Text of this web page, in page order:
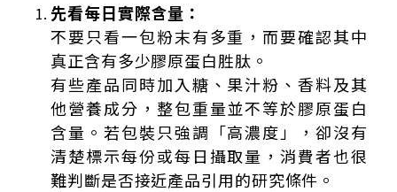
先看每日實際含量：
不要只看一包粉末有多重，而要確認其中
真正含有多少膠原蛋白胜肽。
有些產品同時加入糖、果汁粉、香料及其
他營養成分，整包重量並不等於膠原蛋白
含量。若包裝只強調「高濃度」，卻沒有
清楚標示每份或每日攝取量，消費者也很
難判斷是否接近產品引用的研究條件。